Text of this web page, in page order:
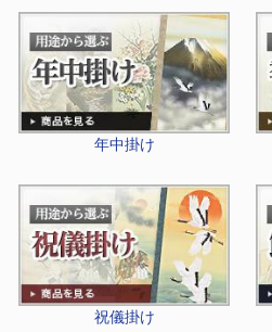
年中掛け
祝儀掛け